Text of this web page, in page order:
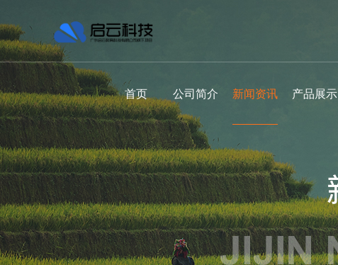
首页 公司简介 新闻资讯 产品展示